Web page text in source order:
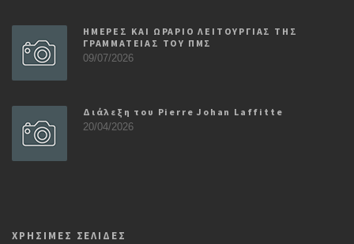
ΗΜΕΡΕΣ ΚΑΙ ΩΡΑΡΙΟ ΛΕΙΤΟΥΡΓΙΑΣ ΤΗΣ
ΓΡΑΜΜΑΤΕΙΑΣ ΤΟΥ ΠΜΣ
09/07/2026
Διάλεξη του Pierre Johan Laffitte
20/04/2026
ΧΡΗΣΙΜΕΣ ΣΕΛΙΔΕΣ